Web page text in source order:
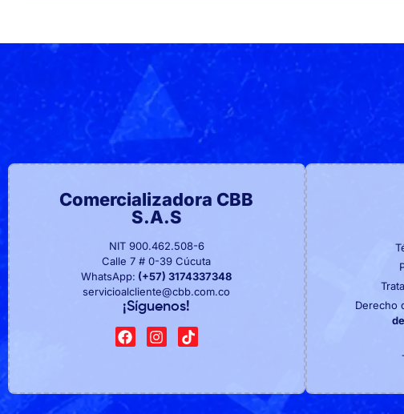
Comercializadora CBB
S.A.S
NIT 900.462.508-6
Calle 7 # 0-39 Cúcuta
WhatsApp: (+57) 3174337348
servicioalcliente@cbb.com.co
¡Síguenos!
Derecho